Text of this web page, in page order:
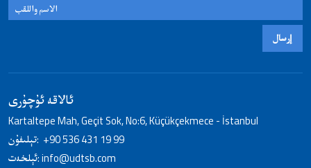
إرسال
ئالاقە ئۇچۇرى
Kartaltepe Mah, Geçit Sok, No:6, Küçükçekmece - İstanbul
تېلىفۇن: +90 536 431 19 99
ئېلخەت:info@udtsb.com